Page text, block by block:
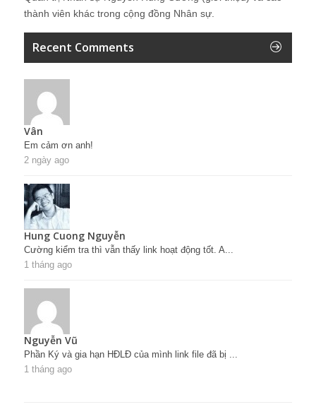
thành viên khác trong cộng đồng Nhân sự.
Recent Comments
Vân
Em cảm ơn anh!
2 ngày ago
Hung Cuong Nguyễn
Cường kiểm tra thì vẫn thấy link hoạt động tốt. A...
1 tháng ago
Nguyễn Vũ
Phần Ký và gia hạn HĐLĐ của mình link file đã bị ...
1 tháng ago